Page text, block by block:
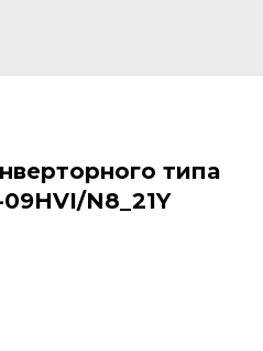
типа
N8_21Y